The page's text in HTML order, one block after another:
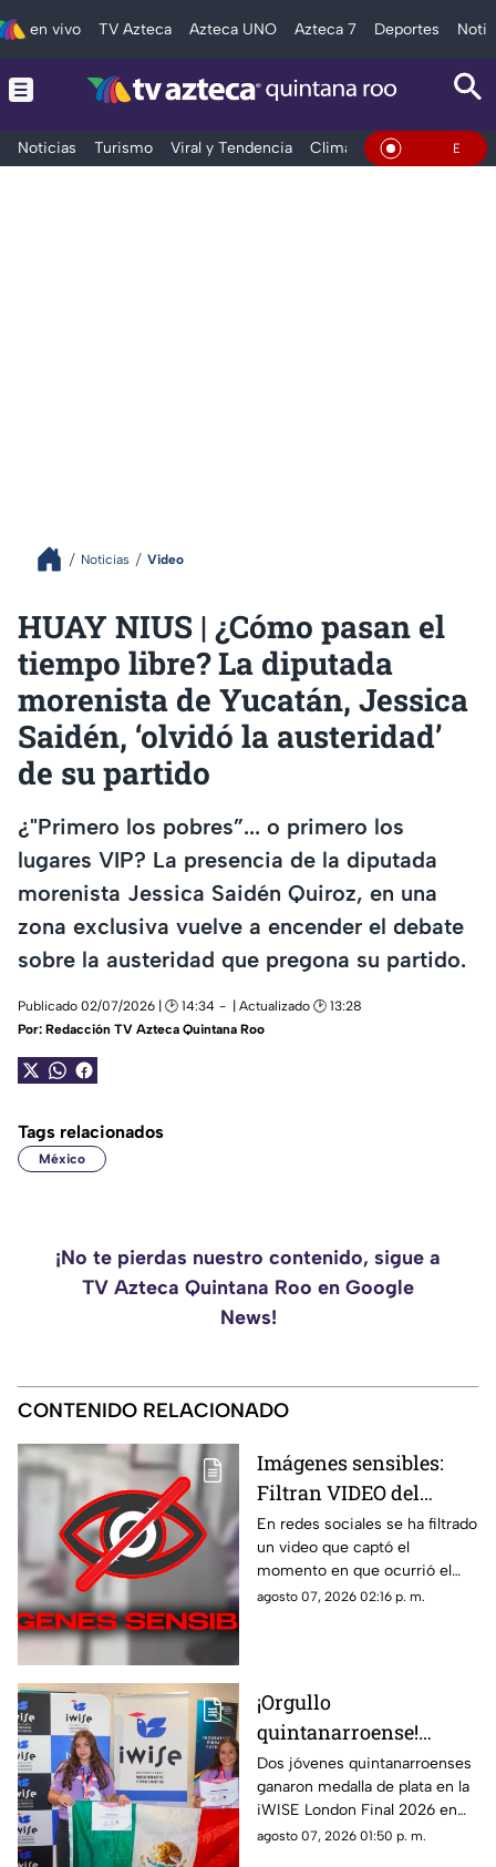
en vivo TV Azteca Azteca UNO Azteca 7 Deportes
Noticias Turismo Viral y Tendencia Clima Tráfico En Vivo
Noticias Video
HUAY NIUS | ¿Cómo pasan el
tiempo libre? La diputada
morenista de Yucatán, Jessica
Saidén, ‘olvidó la austeridad’
de su partido
¿"Primero los pobres”... o primero los
lugares VIP? La presencia de la diputada
morenista Jessica Saidén Quiroz, en una
zona exclusiva vuelve a encender el debate
sobre la austeridad que pregona su partido.
Publicado 02/07/2026 | 🕑 14:34
| Actualizado 🕑 13:28
Por: Redacción TV Azteca Quintana Roo
Tags relacionados
México
¡No te pierdas nuestro contenido, sigue a
TV Azteca Quintana Roo en Google
News!
CONTENIDO RELACIONADO
Imágenes sensibles:
Filtran VIDEO del
t1r0t30 de en escuela
que dejó a 7 mu3rt0s y
más de 30 h3r1d0s; así
ocurrió la m4s4cr3
En redes sociales se ha filtrado
un video que captó el
momento en que ocurrió el
tiroteo que dejó a 7 muertos y
agosto 07, 2026 02:16 p. m.
¡Orgullo
quintanarroense!
Jóvenes GANAN la
plata en la competencia
iWISE London Final
2026
Dos jóvenes quintanarroenses
ganaron medalla de plata en la
iWISE London Final 2026 en
donde participaron más de
agosto 07, 2026 01:50 p. m.